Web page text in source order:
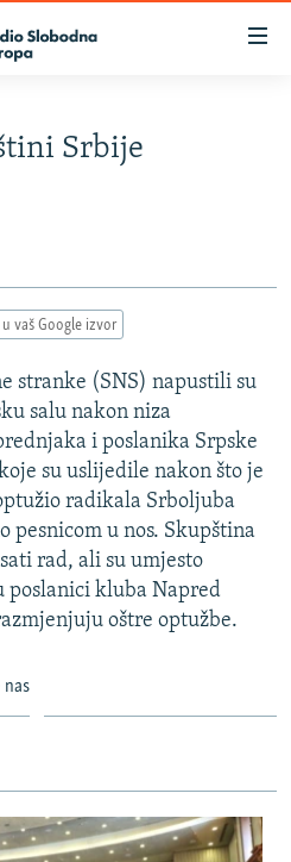
Srbije
vaš Google izvor
stranke (SNS) napustili su
salu nakon niza
i poslanika Srpske
su uslijedile nakon što je
radikala Srboljuba
pesnicom u nos. Skupština
rad, ali su umjesto
poslanici kluba Napred
oštre optužbe.
nas